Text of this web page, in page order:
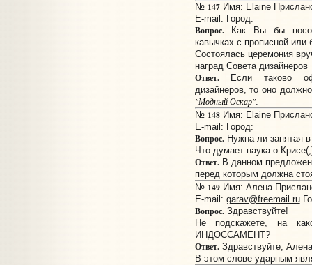
№ 147Имя: Elaine
E-mail: Город:
Вопрос.Как Вы бы
кавычках с прописной или
Состоялась церемония
наград Совета дизайнеров
Ответ.Если таково
дизайнеров, то оно
"Модный Оскар".
№ 148Имя: Elaine
E-mail: Город:
Вопрос.Нужна ли запятая
Что думает наука о
Ответ.В данном
перед которым должна
№ 149Имя: Алена
E-mail: garav@freemail.ru
Вопрос.Здравствуйте!
Не подскажете, на
ИНДОССАМЕНТ?
Ответ.Здравствуйте,
В этом слове ударным